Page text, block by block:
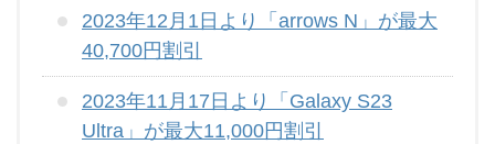
2023年12月1日より「arrows N」が最大
40,700円割引
2023年11月17日より「Galaxy S23
Ultra」が最大11,000円割引